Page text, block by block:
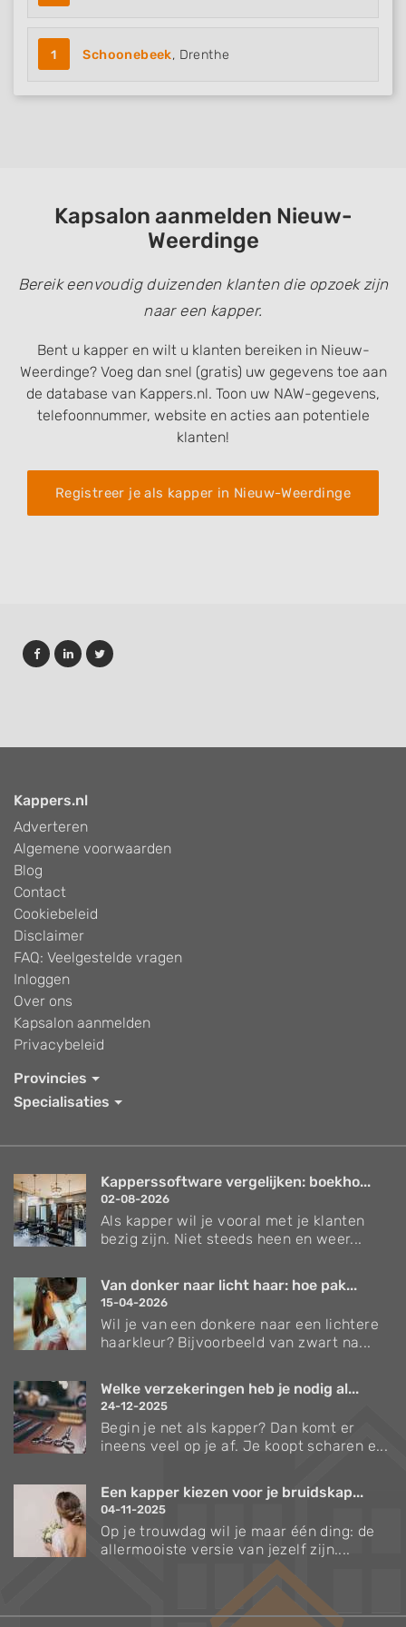
1 Schoonebeek, Drenthe
Kapsalon aanmelden Nieuw-
Weerdinge
Bereik eenvoudig duizenden klanten die opzoek zijn
naar een kapper.
Bent u kapper en wilt u klanten bereiken in Nieuw-
Weerdinge? Voeg dan snel (gratis) uw gegevens toe aan
de database van Kappers.nl. Toon uw NAW-gegevens,
telefoonnummer, website en acties aan potentiele
klanten!
Registreer je als kapper in Nieuw-Weerdinge
Kappers.nl
Adverteren
Algemene voorwaarden
Blog
Contact
Cookiebeleid
Disclaimer
FAQ: Veelgestelde vragen
Inloggen
Over ons
Kapsalon aanmelden
Privacybeleid
Provincies
Specialisaties
Kapperssoftware vergelijken: boekho...
02-08-2026
Als kapper wil je vooral met je klanten
bezig zijn. Niet steeds heen en weer...
Van donker naar licht haar: hoe pak...
15-04-2026
Wil je van een donkere naar een lichtere
haarkleur? Bijvoorbeeld van zwart na...
Welke verzekeringen heb je nodig al...
24-12-2025
Begin je net als kapper? Dan komt er
ineens veel op je af. Je koopt scharen e...
Een kapper kiezen voor je bruidskap...
04-11-2025
Op je trouwdag wil je maar één ding: de
allermooiste versie van jezelf zijn....
Measure content performance
Understand audiences through statistics
actively requested
Non-IAB processing purposes:
Necessary
Performance
Advertising